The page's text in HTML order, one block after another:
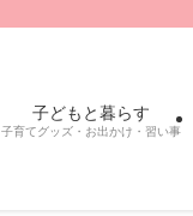
子どもと暮らす
子育てグッズ・お出かけ・習い事